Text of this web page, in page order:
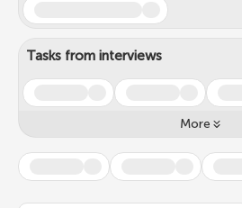
Tasks from interviews
More